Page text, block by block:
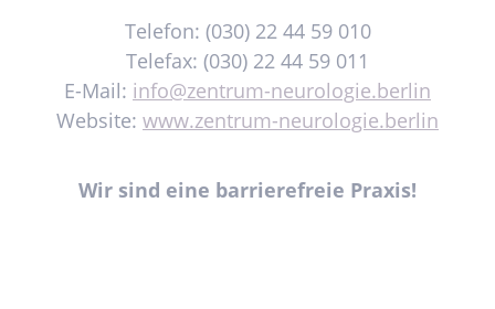
Telefon: (030) 22 44 59 010
Telefax: (030) 22 44 59 011
E-Mail: info@zentrum-neurologie.berlin
Website: www.zentrum-neurologie.berlin
Wir sind eine barrierefreie Praxis!